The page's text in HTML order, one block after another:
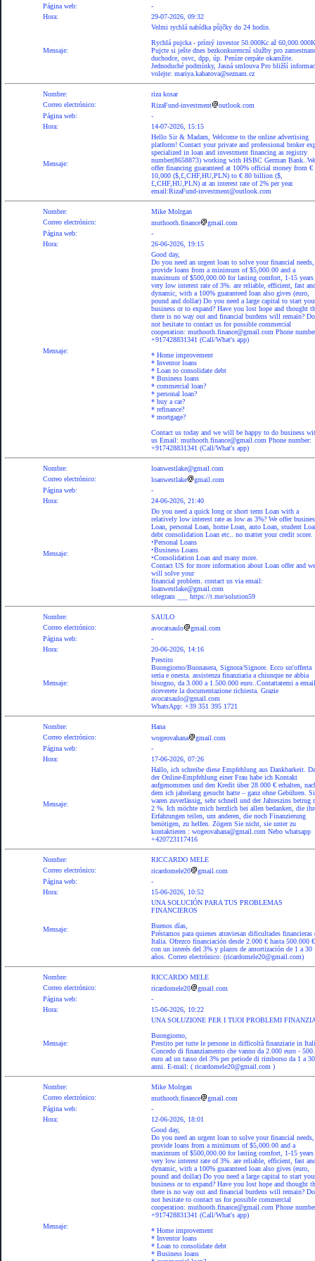
Página web:
-
Hora:
29-07-2026, 09:32
Mensaje:
Velmi rychlá nabídka půjčky do 24 hodin.
Rychlá pujcka - prímý investor 50.000Kc až
Pujcte si ješte dnes bezkonkurencní služby pro
duchodce, osvc, dpp, úp. Peníze cerpáte okamžite.
Jednoduché podmínky, Jasná smlouva Pro bližší
volejte: mariya.kabatova@seznam.cz
Nombre:
riza kosar
Correo electrónico:
RizaFund-investment
outlook.com
Página web:
-
Hora:
14-07-2026, 15:15
Mensaje:
Hello Sir & Madam, Welcome to the online advertising
platform! Contact your private and professional broker
specialized in loan and investment financing as registry
number(8658873) working with HSBC German Bank..We
offer financing guaranteed at 100% official money from €
10,000 ($,£,CHF,HU,PLN) to € 80 billion ($,
£,CHF,HU,PLN) at an interest rate of 2% per year.
email:RizaFund-investment@outlook.com
Nombre:
Mike Molrgan
Correo electrónico:
muthooth.finance
gmail.com
Página web:
-
Hora:
26-06-2026, 19:15
Mensaje:
Good day,
Do you need an urgent loan to solve your financial needs,
provide loans from a minimum of $5,000.00 and a
maximum of $500,000.00 for lasting comfort, 1-15 years
very low interest rate of 3%. are reliable, efficient, fast
dynamic, with a 100% guaranteed loan also gives (euro,
pound and dollar) Do you need a large capital to start
business or to expand? Have you lost hope and thought
there is no way out and financial burdens will remain? Do
not hesitate to contact us for possible commercial
cooperation: muthooth.finance@gmail.com Phone
+917428831341 (Call/What's app)
* Home improvement
* Inventor loans
* Loan to consolidate debt
* Business loans
* commercial loan?
* personal loan?
* buy a car?
* refinance?
* mortgage?
Contact us today and we will be happy to do business
us Email: muthooth.finance@gmail.com Phone number:
+917428831341 (Call/What's app)
Nombre:
loanwestlake@gmail.com
Correo electrónico:
loanwestlake
gmail.com
Página web:
-
Hora:
24-06-2026, 21:40
Mensaje:
Do you need a quick long or short term Loan with a
relatively low interest rate as low as 3%? We offer
Loan, personal Loan, home Loan, auto Loan, student
debt consolidation Loan etc.. no matter your credit score.
• Personal Loans
• Business Loans
•Consolidation Loan and many more.
Contact US for more information about Loan offer and we
will solve your
financial problem. contact us via email:
loanwestlake@gmail.com
telegram ___ https://t.me/solution59
Nombre:
SAULO
Correo electrónico:
avocatsaulo
gmail.com
Página web:
-
Hora:
20-06-2026, 14:16
Mensaje:
Prestito
Buongiorno/Buonasera, Signora/Signore. Ecco un'offerta
seria e onesta. assistenza finanziaria a chiunque ne abbia
bisogno, da 3.000 a 1.500.000 euro..Contattatemi a
riceverete la documentazione richiesta. Grazie
avocatsaulo@gmail.com
WhatsApp: +39 351 395 1721
Nombre:
Hana
Correo electrónico:
wogeovahana
gmail.com
Página web:
-
Hora:
17-06-2026, 07:26
Mensaje:
Hallo, ich schreibe diese Empfehlung aus Dankbarkeit.
der Online-Empfehlung einer Frau habe ich Kontakt
aufgenommen und den Kredit über 28.000 € erhalten,
dem ich jahrelang gesucht hatte – ganz ohne Gebühren.
waren zuverlässig, sehr schnell und der Jahreszins betrug
2 %. Ich möchte mich herzlich bei allen bedanken, die
Erfahrungen teilen, um anderen, die noch Finanzierung
benötigen, zu helfen. Zögern Sie nicht, sie unter zu
kontaktieren : wogeovahana@gmail.com Nebo whatsapp
+420723117416
Nombre:
RICCARDO MELE
Correo electrónico:
ricardomele20
gmail.com
Página web:
-
Hora:
15-06-2026, 10:52
Mensaje:
UNA SOLUCIÓN PARA TUS PROBLEMAS
FINANCIEROS
Buenos días,
Préstamos para quienes atraviesan dificultades financieras
Italia. Ofrezco financiación desde 2.000 € hasta 500.000 €
con un interés del 3% y plazos de amortización de 1 a 30
años. Correo electrónico: (ricardomele20@gmail.com)
Nombre:
RICCARDO MELE
Correo electrónico:
ricardomele20
gmail.com
Página web:
-
Hora:
15-06-2026, 10:22
Mensaje:
UNA SOLUZIONE PER I TUOI PROBLEMI
Buongiorno,
Prestito per tutte le persone in difficoltà finanziarie in
Concedo di finanziamento che vanno da 2.000 euro -
euro ad un tasso del 3% per periode di rimborso da 1 a 30
anni. E-mail: ( ricardomele20@gmail.com )
Nombre:
Mike Molrgan
Correo electrónico:
muthooth.finance
gmail.com
Página web:
-
Hora:
12-06-2026, 18:01
Mensaje:
Good day,
Do you need an urgent loan to solve your financial needs,
provide loans from a minimum of $5,000.00 and a
maximum of $500,000.00 for lasting comfort, 1-15 years
very low interest rate of 3%. are reliable, efficient, fast
dynamic, with a 100% guaranteed loan also gives (euro,
pound and dollar) Do you need a large capital to start
business or to expand? Have you lost hope and thought
there is no way out and financial burdens will remain? Do
not hesitate to contact us for possible commercial
cooperation: muthooth.finance@gmail.com Phone
+917428831341 (Call/What's app)
* Home improvement
* Inventor loans
* Loan to consolidate debt
* Business loans